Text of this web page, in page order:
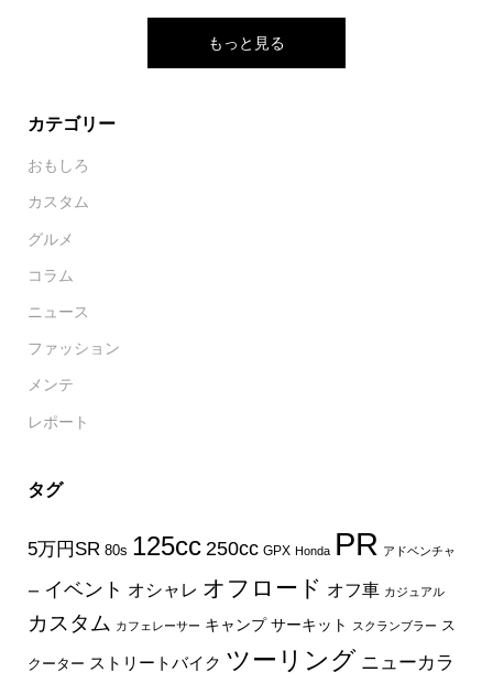
もっと見る
カテゴリー
おもしろ
カスタム
グルメ
コラム
ニュース
ファッション
メンテ
レポート
タグ
5万円SR 80s 125cc 250cc GPX Honda PR アドベンチャ
ー イベント オシャレ オフロード オフ車 カジュアル
カスタム カフェレーサー キャンプ サーキット スクランブラー ス
クーター ストリートバイク ツーリング ニューカラ